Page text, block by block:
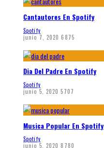
Cantautores En Spotify
Spotify
junio 7, 2020 6875
Dia Del Padre En Spotify
Spotify
junio 5, 2020 5707
Musica Popular En Spotify
Spotify
junio 5, 2020 8780